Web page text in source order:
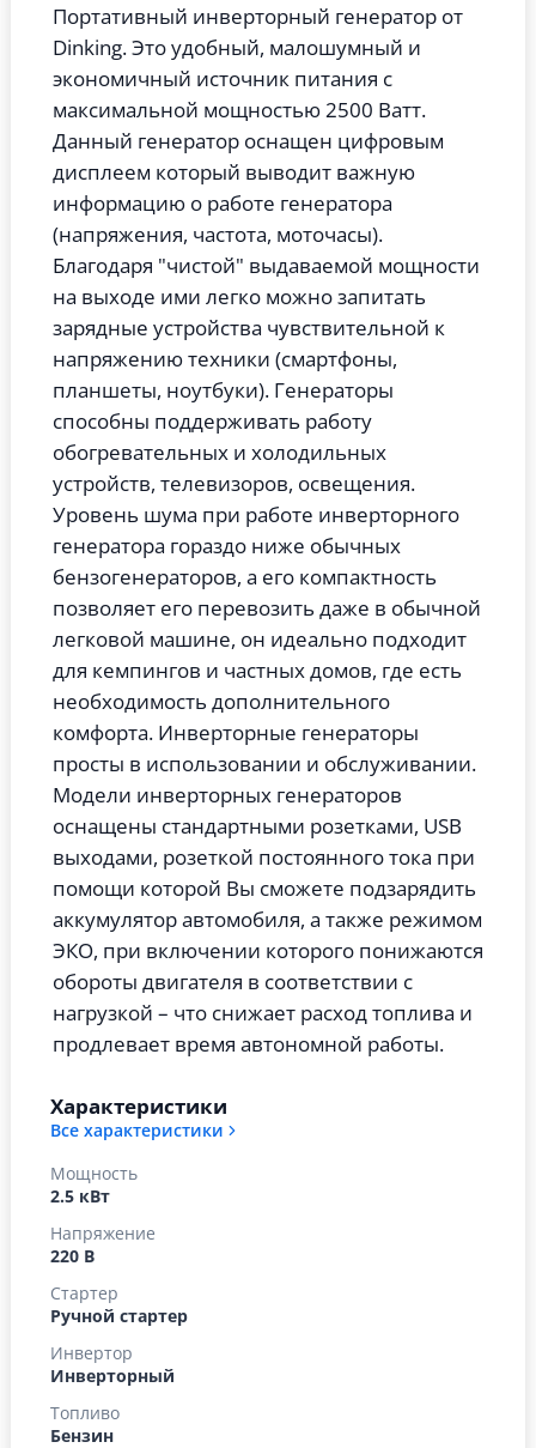
Портативный инверторный генератор от
Dinking. Это удобный, малошумный и
экономичный источник питания с
максимальной мощностью 2500 Ватт.
Данный генератор оснащен цифровым
дисплеем который выводит важную
информацию о работе генератора
(напряжения, частота, моточасы).
Благодаря "чистой" выдаваемой мощности
на выходе ими легко можно запитать
зарядные устройства чувствительной к
напряжению техники (смартфоны,
планшеты, ноутбуки). Генераторы
способны поддерживать работу
обогревательных и холодильных
устройств, телевизоров, освещения.
Уровень шума при работе инверторного
генератора гораздо ниже обычных
бензогенераторов, а его компактность
позволяет его перевозить даже в обычной
легковой машине, он идеально подходит
для кемпингов и частных домов, где есть
необходимость дополнительного
комфорта. Инверторные генераторы
просты в использовании и обслуживании.
Модели инверторных генераторов
оснащены стандартными розетками, USB
выходами, розеткой постоянного тока при
помощи которой Вы сможете подзарядить
аккумулятор автомобиля, а также режимом
ЭКО, при включении которого понижаются
обороты двигателя в соответствии с
нагрузкой – что снижает расход топлива и
продлевает время автономной работы.
Характеристики
Все характеристики
Мощность
2.5 кВт
Напряжение
220 В
Стартер
Ручной стартер
Инвертор
Инверторный
Топливо
Бензин